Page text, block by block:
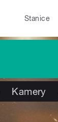
Stanice
Kamery